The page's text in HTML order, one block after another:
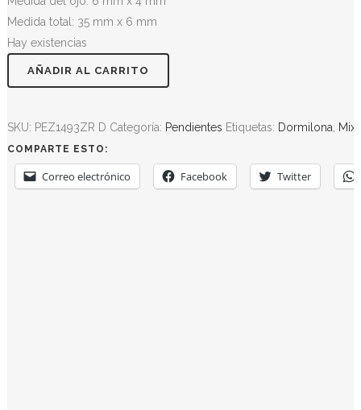
Medida total: 35 mm x 6 mm
Hay existencias
AÑADIR AL CARRITO
SKU: PEZ1493ZR D Categoría: Pendientes Etiquetas: Dormilona Mix
COMPARTE ESTO:
Correo electrónico Facebook Twitter